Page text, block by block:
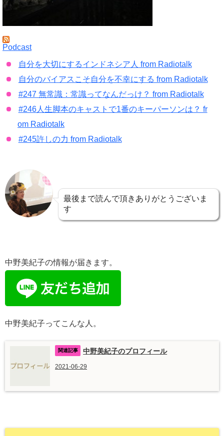
Podcast
自分を大切にするインドネシア人 from Radiotalk
自分のバイアスこそ自分を不幸にする from Radiotalk
#247 無常識：常識ってなんだっけ？ from Radiotalk
#246人生脚本のキャストで1番のキーパーソンは？ fr
om Radiotalk
#245許しの力 from Radiotalk
最後まで読んで頂きありがとうございま
す
中野美紀子の情報が届きます。
中野美紀子ってこんな人。
中野美紀子のプロフィール
2021-06-29